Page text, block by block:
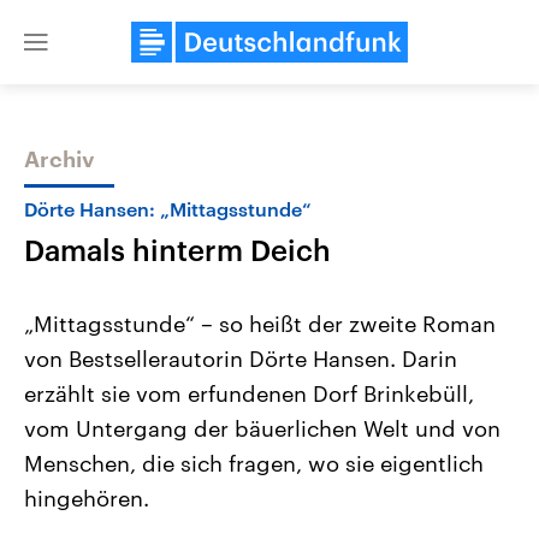
Close
Themen
Landtagswahl Sachsen-Anhalt
2026
Alle Informationen
Sachsen-Anhalt wählt am 6.
September 2026 einen neuen
Landtag. Seit 2021 wird das
Bundesland von einer Koalition aus
USA
Aktuelle Beiträge,
Hintergründe
Wirtschaftlich und
Archiv
Dörte Hansen: „Mittagsstunde“
Damals hinterm Deich
„Mittagsstunde“ – so heißt der zweite Roman
von Bestsellerautorin Dörte Hansen. Darin
erzählt sie vom erfundenen Dorf Brinkebüll,
vom Untergang der bäuerlichen Welt und von
Menschen, die sich fragen, wo sie eigentlich
hingehören.